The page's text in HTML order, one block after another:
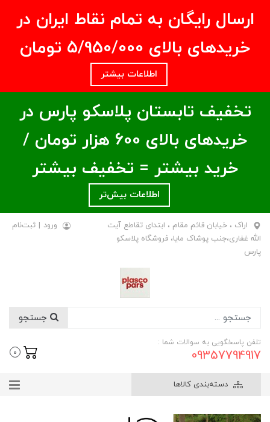
ارسال رایگان به تمام نقاط ایران در
خریدهای بالای ۵/950/000 تومان
اطلاعات بیشتر
تخفیف تابستان پلاسکو پارس در
خریدهای بالای ۶00 هزار تومان /
خرید بیشتر = تخفیف بیشتر
اطلاعات بیش‌تر
اراک ، خیابان قائم مقام ، ابتدای تقاطع آیت
الله غفاری،جنب پوشاک مایا، فروشگاه پلاسکو
پارس
ورود | ثبت‌نام
تلفن پاسخگویی به سوالات شما :
09357794917
0
دسته‌بندی کالاها